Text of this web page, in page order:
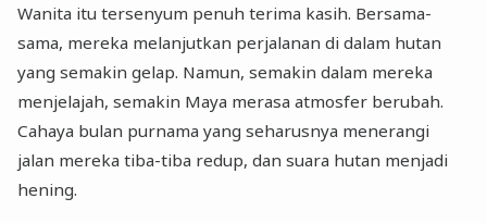
Wanita itu tersenyum penuh terima kasih. Bersama-
sama, mereka melanjutkan perjalanan di dalam hutan
yang semakin gelap. Namun, semakin dalam mereka
menjelajah, semakin Maya merasa atmosfer berubah.
Cahaya bulan purnama yang seharusnya menerangi
jalan mereka tiba-tiba redup, dan suara hutan menjadi
hening.